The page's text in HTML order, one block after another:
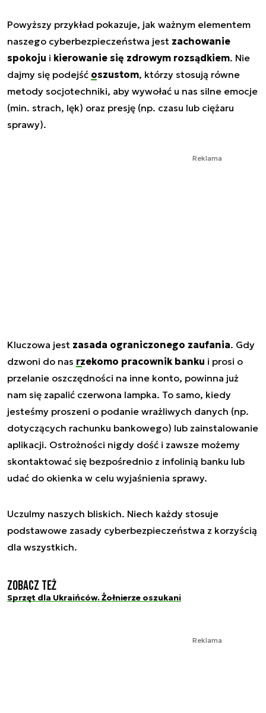
Powyższy przykład pokazuje, jak ważnym elementem
naszego cyberbezpieczeństwa jest zachowanie
spokoju i kierowanie się zdrowym rozsądkiem. Nie
dajmy się podejść oszustom, którzy stosują równe
metody socjotechniki, aby wywołać u nas silne emocje
(min. strach, lęk) oraz presję (np. czasu lub ciężaru
sprawy).
Reklama
Kluczowa jest zasada ograniczonego zaufania. Gdy
dzwoni do nas rzekomo pracownik banku i prosi o
przelanie oszczędności na inne konto, powinna już
nam się zapalić czerwona lampka. To samo, kiedy
jesteśmy proszeni o podanie wrażliwych danych (np.
dotyczących rachunku bankowego) lub zainstalowanie
aplikacji. Ostrożności nigdy dość i zawsze możemy
skontaktować się bezpośrednio z infolinią banku lub
udać do okienka w celu wyjaśnienia sprawy.
Uczulmy naszych bliskich. Niech każdy stosuje
podstawowe zasady cyberbezpieczeństwa z korzyścią
dla wszystkich.
Zobacz też
Sprzęt dla Ukraińców. Żołnierze oszukani
Reklama